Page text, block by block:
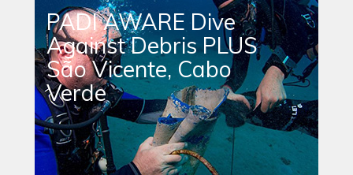
PADI AWARE Dive
Against Debris PLUS
São Vicente, Cabo
Verde